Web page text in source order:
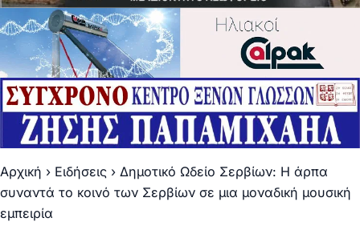
Αρχική › Ειδήσεις › Δημοτικό Ωδείο Σερβίων: Η άρπα
συναντά το κοινό των Σερβίων σε μια μοναδική μουσική
εμπειρία